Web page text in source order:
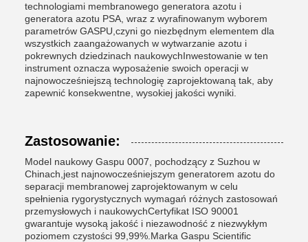
technologiami membranowego generatora azotu i
generatora azotu PSA, wraz z wyrafinowanym wyborem
parametrów GASPU,czyni go niezbędnym elementem dla
wszystkich zaangażowanych w wytwarzanie azotu i
pokrewnych dziedzinach naukowychInwestowanie w ten
instrument oznacza wyposażenie swoich operacji w
najnowocześniejszą technologię zaprojektowaną tak, aby
zapewnić konsekwentne, wysokiej jakości wyniki.
Zastosowanie:
Model naukowy Gaspu 0007, pochodzący z Suzhou w
Chinach,jest najnowocześniejszym generatorem azotu do
separacji membranowej zaprojektowanym w celu
spełnienia rygorystycznych wymagań różnych zastosowań
przemysłowych i naukowychCertyfikat ISO 90001
gwarantuje wysoką jakość i niezawodność z niezwykłym
poziomem czystości 99,99%.Marka Gaspu Scientific